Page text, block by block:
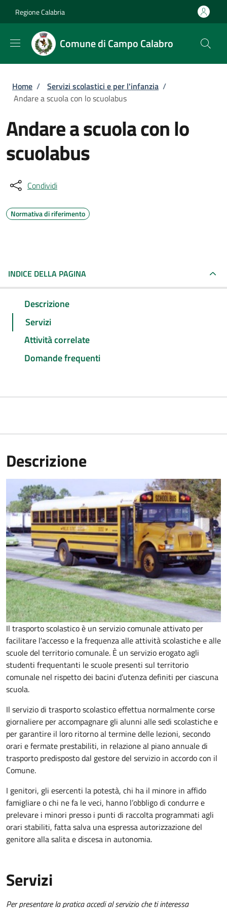
Regione Calabria
Comune di Campo Calabro
Briciole di pane
Home / Servizi scolastici e per l'infanzia /
Andare a scuola con lo scuolabus
Andare a scuola con lo
scuolabus
Condividi
Normativa di riferimento
INDICE DELLA PAGINA
Descrizione
Servizi
Attività correlate
Domande frequenti
Descrizione
Il trasporto scolastico è un servizio comunale attivato per
facilitare l'accesso e la frequenza alle attività scolastiche e alle
scuole del territorio comunale. È un servizio erogato agli
studenti frequentanti le scuole presenti sul territorio
comunale nel rispetto dei bacini d’utenza definiti per ciascuna
scuola.
Il servizio di trasporto scolastico effettua normalmente corse
giornaliere per accompagnare gli alunni alle sedi scolastiche e
per garantire il loro ritorno al termine delle lezioni, secondo
orari e fermate prestabiliti, in relazione al piano annuale di
trasporto predisposto dal gestore del servizio in accordo con il
Comune.
I genitori, gli esercenti la potestà, chi ha il minore in affido
famigliare o chi ne fa le veci, hanno l’obbligo di condurre e
prelevare i minori presso i punti di raccolta programmati agli
orari stabiliti, fatta salva una espressa autorizzazione del
genitore alla salita e discesa in autonomia.
Servizi
Per presentare la pratica accedi al servizio che ti interessa